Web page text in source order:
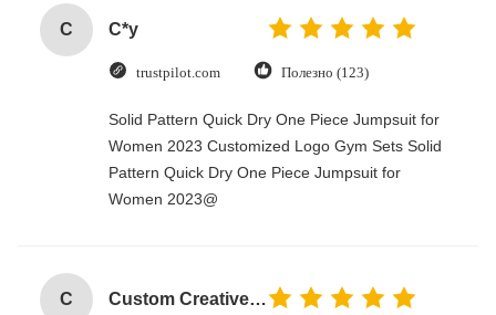
C C*y
trustpilot.com Полезно (123)
Solid Pattern Quick Dry One Piece Jumpsuit for
Women 2023 Customized Logo Gym Sets Solid
Pattern Quick Dry One Piece Jumpsuit for
Women 2023@
C Custom Creative Goodie Christmas Kraft Paper Gift Bag with Your Own Logo for Xmas Decorative Party